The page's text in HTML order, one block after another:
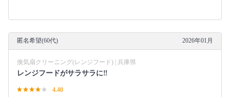
匿名希望(60代) 2026年01月
換気扇クリーニング(レンジフード) | 兵庫県
レンジフードがサラサラに‼︎
4.40